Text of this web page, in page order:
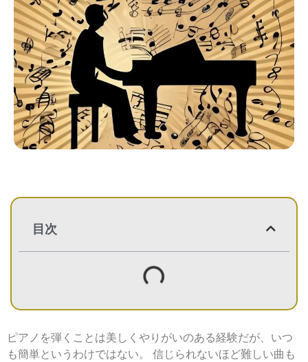
目次
ピアノを弾くことは美しくやりがいのある経験だが、いつ
も簡単というわけではない。 信じられないほど難しい曲も